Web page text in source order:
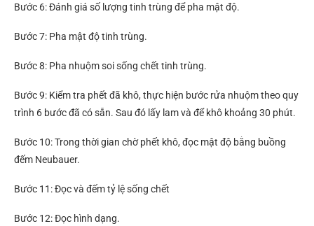
Bước 6: Đánh giá số lượng tinh trùng để pha mật độ.
Bước 7: Pha mật độ tinh trùng.
Bước 8: Pha nhuộm soi sống chết tinh trùng.
Bước 9: Kiểm tra phết đã khô, thực hiện bước rửa nhuộm theo quy
trình 6 bước đã có sẵn. Sau đó lấy lam và để khô khoảng 30 phút.
Bước 10: Trong thời gian chờ phết khô, đọc mật độ bằng buồng
đếm Neubauer.
Bước 11: Đọc và đếm tỷ lệ sống chết
Bước 12: Đọc hình dạng.